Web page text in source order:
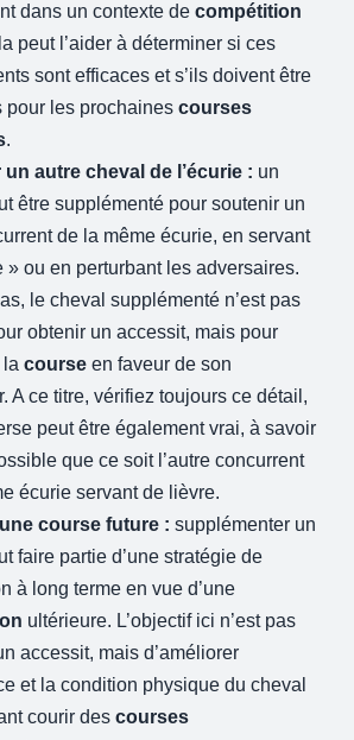
dans un contexte decompétition
peut l’aider à déterminer si ces
sont efficaces et s’ils doivent être
pour les prochainescourses
.
un autre cheval de l’écurie : un
être supplémenté pour soutenir un
de la même écurie, en servant
» ou en perturbant les adversaires.
le cheval supplémenté n’est pas
obtenir un accessit, mais pour
lacourse en faveur de son
A ce titre, vérifiez toujours ce détail,
peut être également vrai, à savoir
que ce soit l’autre concurrent
écurie servant de lièvre.
course future : supplémenter un
faire partie d’une stratégie de
à long terme en vue d’une
ultérieure. L’objectif ici n’est pas
accessit, mais d’améliorer
et la condition physique du cheval
courir descourses